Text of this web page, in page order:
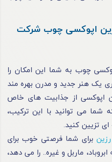
اپوکسی چوب شرکت
چوب به شما این امکان را
یک هنر جدید و مدرن بهره ‌مند
اپوکسی از جذابیت ‌های خاص
شما می ‌توانید با این ترکیب،
تزیین کنید.
برای شما فرصتی خوب برای
ماربل و غیره.. را می دهد،